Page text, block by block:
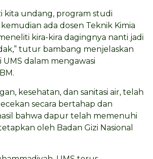
kita undang, program studi
ada dosen Teknik Kimia
kira-kira dagingnya nanti jadi
tutur bambang menjelaskan
UMS dalam mengawasi
kesehatan, dan sanitasi air, telah
secara bertahap dan
bahwa dapur telah memenuhi
oleh Badan Gizi Nasional